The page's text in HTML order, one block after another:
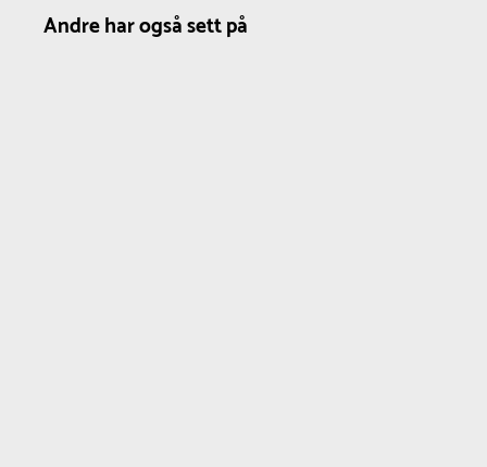
Andre har også sett på